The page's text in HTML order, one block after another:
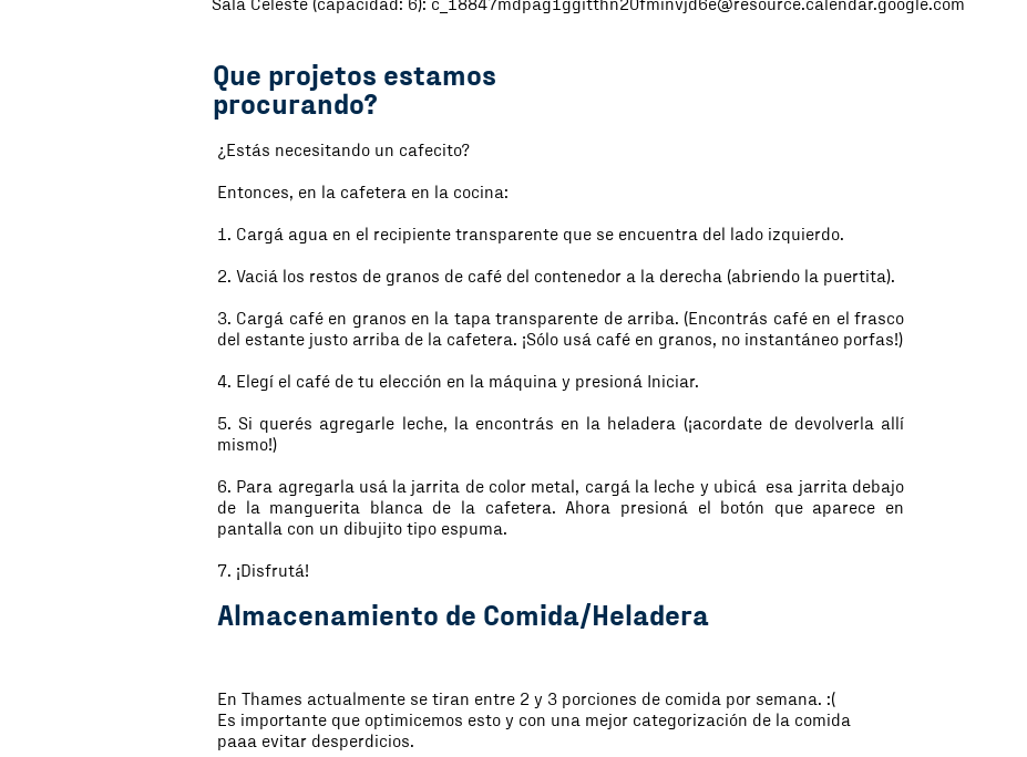
Que projetos estamos
procurando?
Sala Celeste (capacidad: 6)​: c_18847mdpag1ggitthn20fminvjd6e@resource.calendar.google.com
¿Estás necesitando un cafecito?
Entonces, en la cafetera en la cocina:
1. Cargá agua en el recipiente transparente que se encuentra del lado izquierdo.
2. Vaciá los restos de granos de café del contenedor a la derecha (abriendo la puertita).
3. Cargá café en granos en la tapa transparente de arriba. (Encontrás café en el frasco
del estante justo arriba de la cafetera. ¡Sólo usá café en granos, no instantáneo porfas!)
4. Elegí el café de tu elección en la máquina y presioná Iniciar.
5. Si querés agregarle leche, la encontrás en la heladera (¡acordate de devolverla allí
mismo!)
6. Para agregarla usá la jarrita de color metal, cargá la leche y ubicá esa jarrita debajo
de la manguerita blanca de la cafetera. Ahora presioná el botón que aparece en
pantalla con un dibujito tipo espuma.
7. ¡Disfrutá!
Almacenamiento de Comida/Heladera
En Thames actualmente se tiran entre 2 y 3 porciones de comida por semana. :(
Es importante que optimicemos esto y con una mejor categorización de la comida
paaa evitar desperdicios.